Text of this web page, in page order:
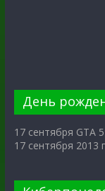
День
17 сентября GTA
17 сентября 2013